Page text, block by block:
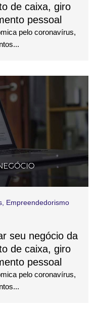
de caixa, giro
pessoal
pelo coronavírus,
, Empreendedorismo
seu negócio da
de caixa, giro
pessoal
pelo coronavírus,